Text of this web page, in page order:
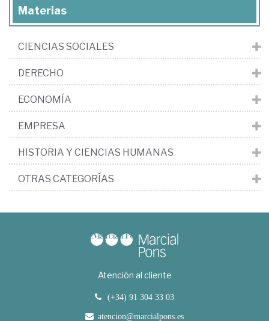
Materias
CIENCIAS SOCIALES
DERECHO
ECONOMÍA
EMPRESA
HISTORIA Y CIENCIAS HUMANAS
OTRAS CATEGORÍAS
Atención al cliente
(+34) 91 304 33 03
atencion@marcialpons.es